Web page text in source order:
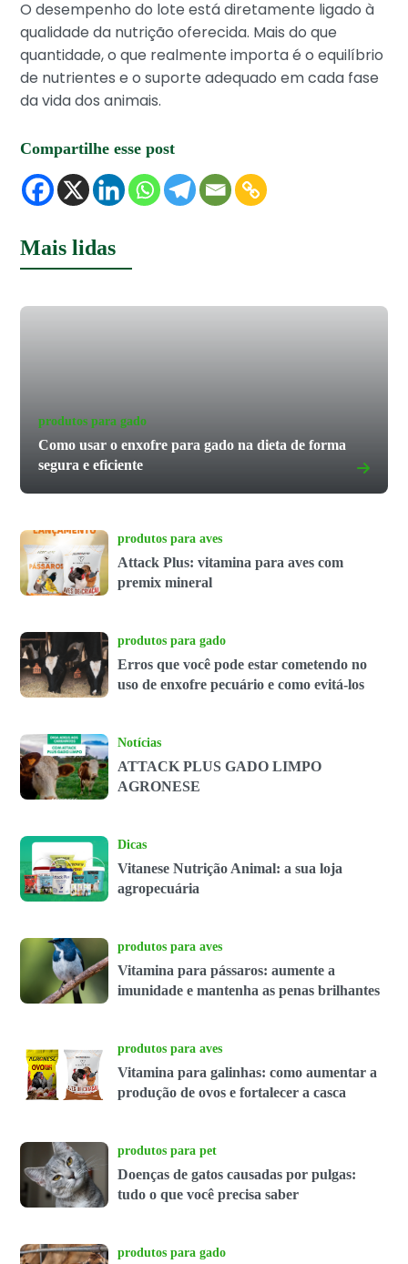
O desempenho do lote está diretamente ligado à
qualidade da nutrição oferecida. Mais do que
quantidade, o que realmente importa é o equilíbrio
de nutrientes e o suporte adequado em cada fase
da vida dos animais.
Compartilhe esse post
Mais lidas
produtos para gado
Como usar o enxofre para gado na dieta de forma
segura e eficiente
produtos para aves
Attack Plus: vitamina para aves com
premix mineral
produtos para gado
Erros que você pode estar cometendo no
uso de enxofre pecuário e como evitá-los
Notícias
ATTACK PLUS GADO LIMPO
AGRONESE
Dicas
Vitanese Nutrição Animal: a sua loja
agropecuária
produtos para aves
Vitamina para pássaros: aumente a
imunidade e mantenha as penas brilhantes
produtos para aves
Vitamina para galinhas: como aumentar a
produção de ovos e fortalecer a casca
produtos para pet
Doenças de gatos causadas por pulgas:
tudo o que você precisa saber
produtos para gado